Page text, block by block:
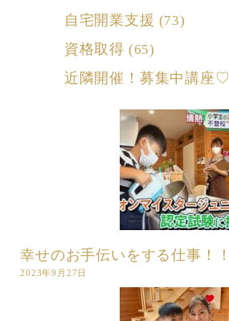
自宅開業支援 (73)
資格取得 (65)
近隣開催！募集中講座♡
幸せのお手伝いをする仕事！！
2023年9月27日